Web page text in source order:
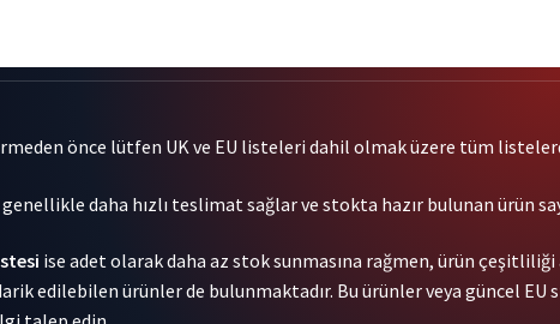
1LP
A
Perpetuity
adet
önce lütfen UK ve EU listeleri dahil olmak üzere tüm
genellikle daha hızlı teslimat sağlar ve stokta hazır bulunan ürün
ise adet olarak daha az stok sunmasına rağmen, ürün
edilebilen ürünler de bulunmaktadır. Bu ürünler veya güncel